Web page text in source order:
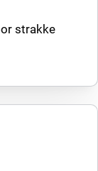
strakke